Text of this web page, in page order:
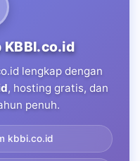
KBBI.co.id
lengkap dengan
, hosting gratis, dan
penuh.
kbbi.co.id